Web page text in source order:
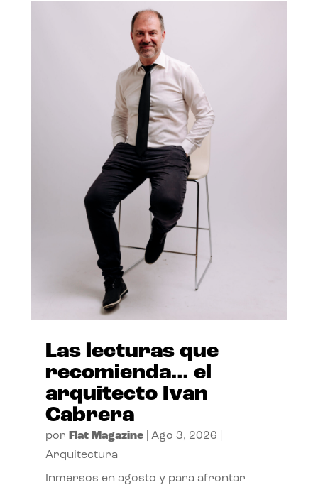
Las lecturas que
recomienda… el
arquitecto Ivan
Cabrera
por Flat Magazine| Ago 3, 2026
Arquitectura
Inmersos en agosto y para afrontar